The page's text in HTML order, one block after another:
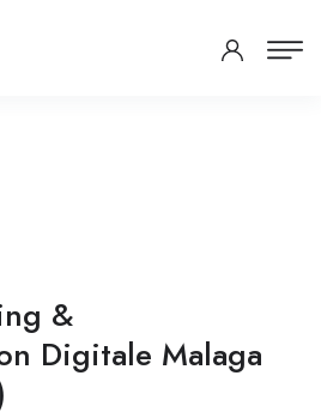
&
Digitale Malaga